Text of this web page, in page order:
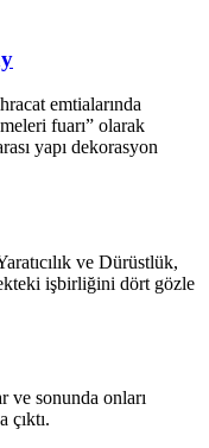
emtialarında
fuarı” olarak
yapı dekorasyon
ve Dürüstlük,
işbirliğini dört gözle
ve sonunda onları
çıktı.